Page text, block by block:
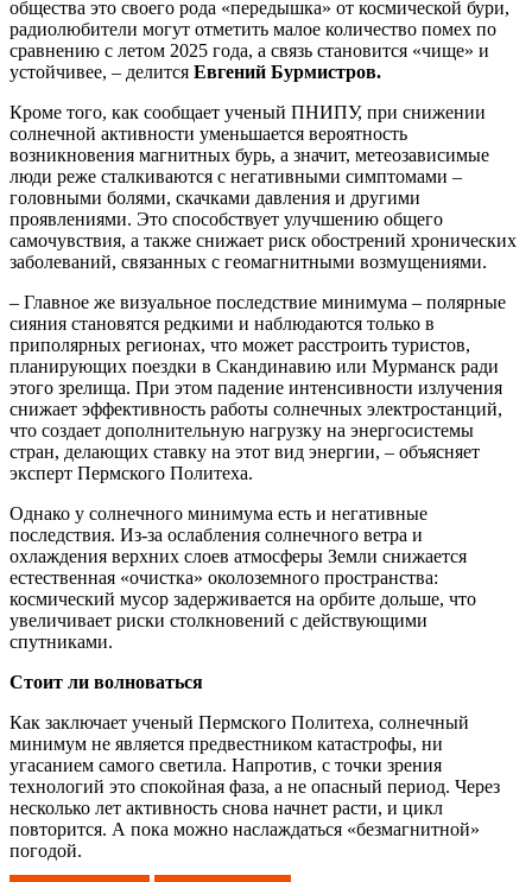
общества это своего рода «передышка» от космической бури,
радиолюбители могут отметить малое количество помех по
сравнению с летом 2025 года, а связь становится «чище» и
устойчивее, – делится Евгений Бурмистров.
Кроме того, как сообщает ученый ПНИПУ, при снижении
солнечной активности уменьшается вероятность
возникновения магнитных бурь, а значит, метеозависимые
люди реже сталкиваются с негативными симптомами –
головными болями, скачками давления и другими
проявлениями. Это способствует улучшению общего
самочувствия, а также снижает риск обострений хронических
заболеваний, связанных с геомагнитными возмущениями.
– Главное же визуальное последствие минимума – полярные
сияния становятся редкими и наблюдаются только в
приполярных регионах, что может расстроить туристов,
планирующих поездки в Скандинавию или Мурманск ради
этого зрелища. При этом падение интенсивности излучения
снижает эффективность работы солнечных электростанций,
что создает дополнительную нагрузку на энергосистемы
стран, делающих ставку на этот вид энергии, – объясняет
эксперт Пермского Политеха.
Однако у солнечного минимума есть и негативные
последствия. Из-за ослабления солнечного ветра и
охлаждения верхних слоев атмосферы Земли снижается
естественная «очистка» околоземного пространства:
космический мусор задерживается на орбите дольше, что
увеличивает риски столкновений с действующими
спутниками.
Стоит ли волноваться
Как заключает ученый Пермского Политеха, солнечный
минимум не является предвестником катастрофы, ни
угасанием самого светила. Напротив, с точки зрения
технологий это спокойная фаза, а не опасный период. Через
несколько лет активность снова начнет расти, и цикл
повторится. А пока можно наслаждаться «безмагнитной»
погодой.